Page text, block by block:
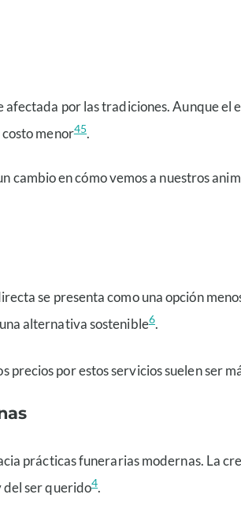
por las tradiciones. Aunque el
menor45.
en cómo vemos a nuestros
se presenta como una opción
alternativa sostenible6.
precios por estos servicios suelen ser
prácticas funerarias modernas. La
del ser querido4.